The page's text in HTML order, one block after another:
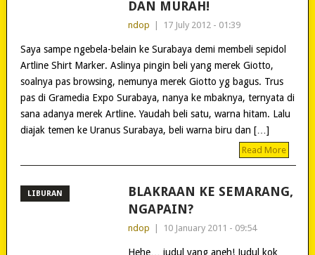
DAN MURAH!
ndop 17 July 2012 - 01:39
Saya sampe ngebela-belain ke Surabaya demi membeli sepidol
Artline Shirt Marker. Aslinya pingin beli yang merek Giotto,
soalnya pas browsing, nemunya merek Giotto yg bagus. Trus
pas di Gramedia Expo Surabaya, nanya ke mbaknya, ternyata di
sana adanya merek Artline. Yaudah beli satu, warna hitam. Lalu
diajak temen ke Uranus Surabaya, beli warna biru dan […]
Read More
LIBURAN
BLAKRAAN KE SEMARANG,
NGAPAIN?
ndop 10 January 2011 - 09:54
Hehe… judul yang aneh! Judul kok